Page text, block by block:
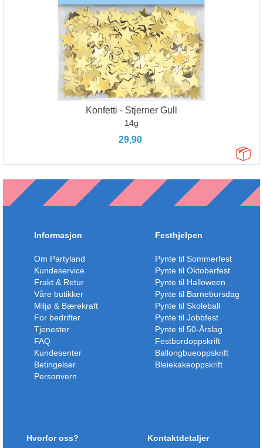
Konfetti - Stjerner Gull
14g
29,90
Informasjon
Om Partyland
Kundeservice
Frakt & Retur
Våre butikker
Miljø & Bærekraft
For bedrifter
Tjenester
FAQ
Kundesenter
Betingelser
Personvern
Festhjelpen
Pynte til Sommerfest
Pynte til Oktoberfest
Pynte til Halloween
Pynte til Barnebursdag
Pynte til Skoleball
Pynte til Jobbfest
Pynte til 50-Årslag
Festbordoppskrift
Ballongbueoppskrift
Bleiekakeoppskrift
Hvorfor oss? Kontaktdetaljer